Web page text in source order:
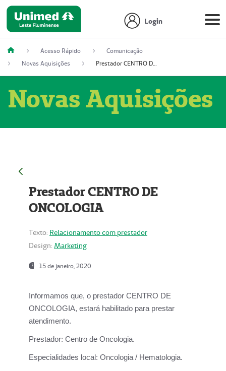
Login
Acesso Rápido
Comunicação
Novas Aquisições
Prestador CENTRO DE ONCOLOGIA
Novas Aquisições
Prestador CENTRO DE
ONCOLOGIA
Texto: Relacionamento com prestador
Design: Marketing
15 de janeiro, 2020
Informamos que, o prestador CENTRO DE
ONCOLOGIA, estará habilitado para prestar
atendimento.
Prestador: Centro de Oncologia.
Especialidades local: Oncologia / Hematologia.